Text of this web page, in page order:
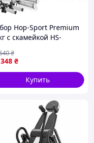
Hop-Sport Premium
с скамейкой HS-
₴
₴
Купить